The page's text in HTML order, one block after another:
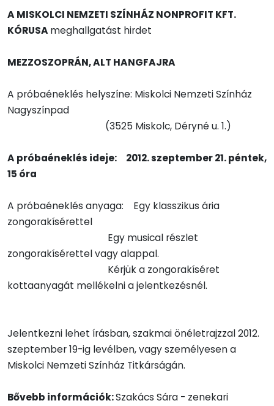
A MISKOLCI NEMZETI SZÍNHÁZ NONPROFIT KFT.
KÓRUSA meghallgatást hirdet
MEZZOSZOPRÁN, ALT HANGFAJRA
A próbaéneklés helyszíne: Miskolci Nemzeti Színház
Nagyszínpad
(3525 Miskolc, Déryné u. 1.)
A próbaéneklés ideje: 2012. szeptember 21. péntek,
15 óra
A próbaéneklés anyaga: Egy klasszikus ária
zongorakísérettel
Egy musical részlet
zongorakísérettel vagy alappal.
Kérjük a zongorakíséret
kottaanyagát mellékelni a jelentkezésnél.
Jelentkezni lehet írásban, szakmai önéletrajzzal 2012.
szeptember 19-ig levélben, vagy személyesen a
Miskolci Nemzeti Színház Titkárságán.
Bővebb információk:Szakács Sára - zenekari